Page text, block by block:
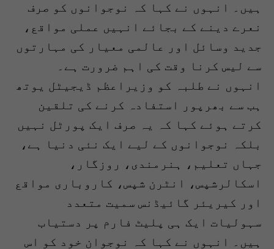
ہیں۔ انہوں نے کہا کہ نوجوانوں کو صرف
نعرے دینے کے بجائے انہیں عملی مواقع،
جدید وسائل اور عالمی معیار کی مہارتوں
سے لیس کرنا وقت کی اہم ضرورت ہے۔
انہوں نے طلبہ کو وزیراعظم ڈیجیٹل یوتھ
ہب سے بھرپور استفادہ کرنے کی تلقین
کرتے ہوئے کہا کہ یہ صرف ایک پورٹل نہیں
بلکہ نوجوانوں کے لیے ایک نئی دنیا ہے،
جہاں تعلیم، ہنرمندی، روزگار،
اسکالرشپس، انٹرن شپس، کاروباری مواقع
اور کیریئر گائیڈنس سمیت متعدد
سہولیات ایک ہی پلیٹ فارم پر دستیاب
ہیں۔ انہوں نے کہا کہ نوجوان خود کو اس